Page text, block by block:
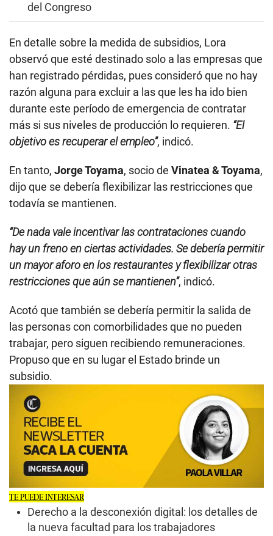
del Congreso
En detalle sobre la medida de subsidios, Lora
observó que esté destinado solo a las empresas que
han registrado pérdidas, pues consideró que no hay
razón alguna para excluir a las que les ha ido bien
durante este período de emergencia de contratar
más si sus niveles de producción lo requieren. “El
objetivo es recuperar el empleo”, indicó.
En tanto, Jorge Toyama, socio de Vinatea & Toyama,
dijo que se debería flexibilizar las restricciones que
todavía se mantienen.
“De nada vale incentivar las contrataciones cuando
hay un freno en ciertas actividades. Se debería permitir
un mayor aforo en los restaurantes y flexibilizar otras
restricciones que aún se mantienen”, indicó.
Acotó que también se debería permitir la salida de
las personas con comorbilidades que no pueden
trabajar, pero siguen recibiendo remuneraciones.
Propuso que en su lugar el Estado brinde un
subsidio.
TE PUEDE INTERESAR
Derecho a la desconexión digital: los detalles de
la nueva facultad para los trabajadores